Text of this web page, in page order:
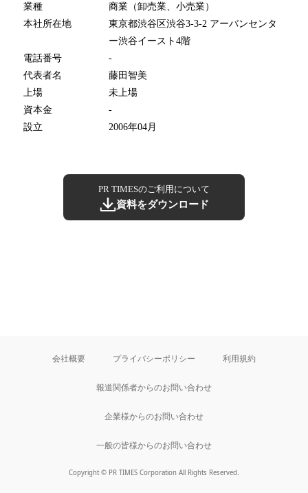
業種
商業（卸売業、小売業）
本社所在地
東京都渋谷区渋谷3-3-2 アーバンセンタ
ー渋谷イースト4階
電話番号
-
代表者名
藤田智美
上場
未上場
資本金
-
設立
2006年04月
PR TIMESのご利用について
資料をダウンロード
会社概要 プライバシーポリシー 利用規約
報道関係者からのお問い合わせ
企業様からのお問い合わせ
一般の皆様からのお問い合わせ
Copyright © PR TIMES Corporation All Rights Reserved.